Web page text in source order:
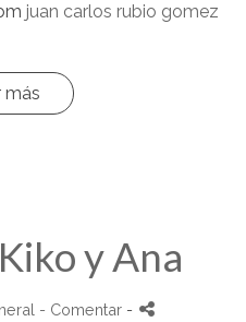
juan carlos rubio gomez
más
y Ana
- Comentar -